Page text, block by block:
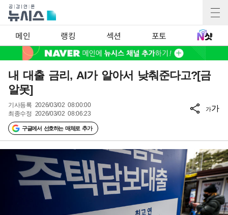
메인 랭킹 섹션 포토
내 대출 금리, AI가 알아서 낮춰준다고?[금
알못]
기사등록 2026/03/02 08:00:00
최종수정 2026/03/02 08:06:23
구글에서 선호하는 매체로 추가
가가